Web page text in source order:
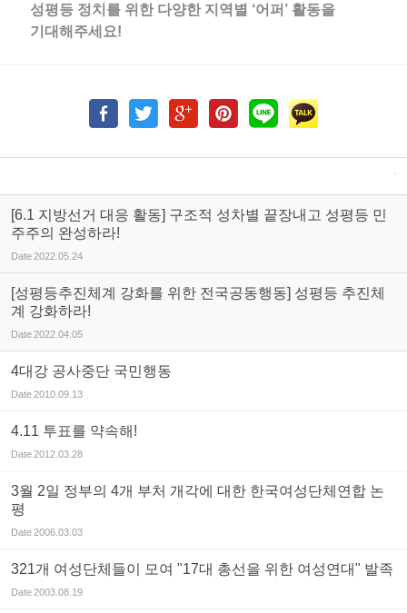
성평등 정치를 위한 다양한 지역별 ‘어퍼’ 활동을
기대해주세요!
[6.1 지방선거 대응 활동] 구조적 성차별 끝장내고 성평등 민
주주의 완성하라!
Date2022.05.24
[성평등추진체계 강화를 위한 전국공동행동] 성평등 추진체
계 강화하라!
Date2022.04.05
4대강 공사중단 국민행동
Date2010.09.13
4.11 투표를 약속해!
Date2012.03.28
3월 2일 정부의 4개 부처 개각에 대한 한국여성단체연합 논
평
Date2006.03.03
321개 여성단체들이 모여 "17대 총선을 위한 여성연대" 발족
Date2003.08.19